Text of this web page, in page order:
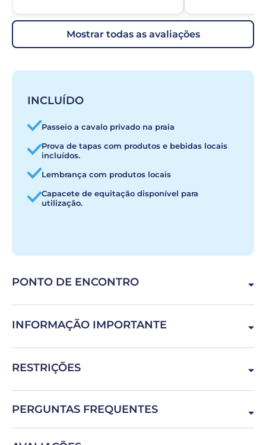
mostrar todas as avaliações
INCLUÍDO
Passeio a cavalo privado na praia
Prova de tapas com produtos e bebidas locais
incluídos.
Lembrança com produtos locais
Capacete de equitação disponível para
utilização.
PONTO DE ENCONTRO
R. 1º de Maio, 2860-000 Gaio-Rosário, Portugal
INFORMAÇÃO IMPORTANTE
A degustação de tapas deve ser feita antes do passeio.
Recomendamos que chegue com 1 hora e meia de
RESTRIÇÕES
anos devem andar na atração acompanhadas por um
adulto responsável - Peso máximo de 120 kg
PERGUNTAS FREQUENTES